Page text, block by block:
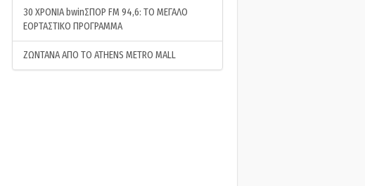
30 ΧΡΟΝΙΑ bwinΣΠΟΡ FM 94,6: ΤΟ ΜΕΓΑΛΟ
ΕΟΡΤΑΣΤΙΚΟ ΠΡΟΓΡΑΜΜΑ
ΖΩΝΤΑΝΑ ΑΠΟ ΤΟ ATHENS METRO MALL